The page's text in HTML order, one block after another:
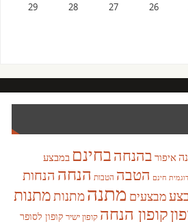
26
27
28
29
איפור בהנחהבחינם במבצע
דוגמית חינם הטבה הטבות הנחה הנחות
מבצעים מתנהמתנותמתנות
קופון הנחה קופון ישיר קופון לסופר